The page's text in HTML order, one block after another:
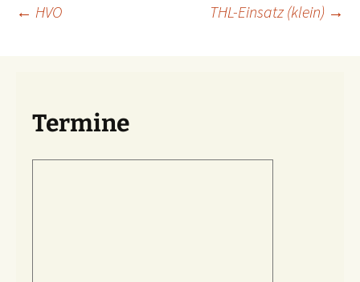
Beitragsnavigation
← HVO THL-Einsatz (klein) →
Termine